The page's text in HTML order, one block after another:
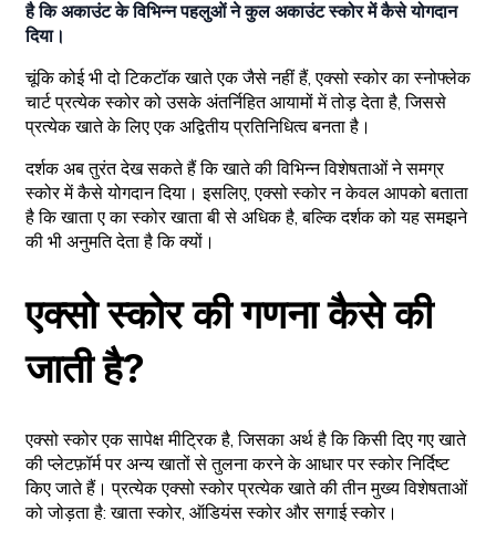
है कि अकाउंट के विभिन्न पहलुओं ने कुल अकाउंट स्कोर में कैसे योगदान
दिया।
चूंकि कोई भी दो टिकटॉक खाते एक जैसे नहीं हैं, एक्सो स्कोर का स्नोफ्लेक
चार्ट प्रत्येक स्कोर को उसके अंतर्निहित आयामों में तोड़ देता है, जिससे
प्रत्येक खाते के लिए एक अद्वितीय प्रतिनिधित्व बनता है।
दर्शक अब तुरंत देख सकते हैं कि खाते की विभिन्न विशेषताओं ने समग्र
स्कोर में कैसे योगदान दिया। इसलिए, एक्सो स्कोर न केवल आपको बताता
है कि खाता ए का स्कोर खाता बी से अधिक है, बल्कि दर्शक को यह समझने
की भी अनुमति देता है कि क्यों।
एक्सो स्कोर की गणना कैसे की
जाती है?
एक्सो स्कोर एक सापेक्ष मीट्रिक है, जिसका अर्थ है कि किसी दिए गए खाते
की प्लेटफ़ॉर्म पर अन्य खातों से तुलना करने के आधार पर स्कोर निर्दिष्ट
किए जाते हैं। प्रत्येक एक्सो स्कोर प्रत्येक खाते की तीन मुख्य विशेषताओं
को जोड़ता है: खाता स्कोर, ऑडियंस स्कोर और सगाई स्कोर।